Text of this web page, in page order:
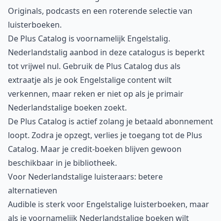
Originals, podcasts en een roterende selectie van
luisterboeken.
De Plus Catalog is voornamelijk Engelstalig.
Nederlandstalig aanbod in deze catalogus is beperkt
tot vrijwel nul. Gebruik de Plus Catalog dus als
extraatje als je ook Engelstalige content wilt
verkennen, maar reken er niet op als je primair
Nederlandstalige boeken zoekt.
De Plus Catalog is actief zolang je betaald abonnement
loopt. Zodra je opzegt, verlies je toegang tot de Plus
Catalog. Maar je credit-boeken blijven gewoon
beschikbaar in je bibliotheek.
Voor Nederlandstalige luisteraars: betere
alternatieven
Audible is sterk voor Engelstalige luisterboeken, maar
als je voornamelijk Nederlandstalige boeken wilt